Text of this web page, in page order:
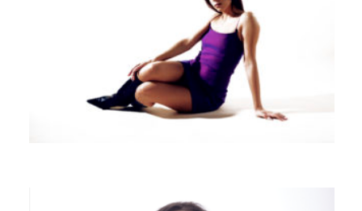
ALSY